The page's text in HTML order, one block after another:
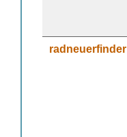
radneuerfinder